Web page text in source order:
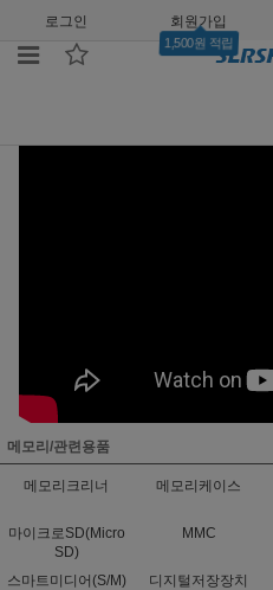
로그인 회원가입
1,500원 적립
메모리/관련용품
메모리크리너 메모리케이스
마이크로SD(Micro
SD)
MMC
스마트미디어(S/M) 디지털저장장치